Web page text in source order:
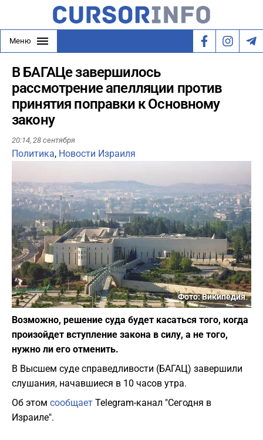
Меню
В БАГАЦе завершилось
рассмотрение апелляции против
принятия поправки к Основному
закону
20:14, 28 сентября
Политика, Новости Израиля
Фото: Википедия
Возможно, решение суда будет касаться того, когда
произойдет вступление закона в силу, а не того,
нужно ли его отменить.
В Высшем суде справедливости (БАГАЦ) завершили
слушания, начавшиеся в 10 часов утра.
Об этом сообщает Telegram-канал "Сегодня в
Израиле".